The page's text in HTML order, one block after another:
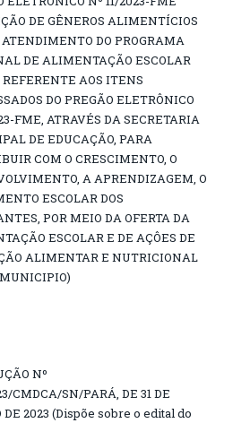
DE GÊNEROS ALIMENTÍCIOS
ATENDIMENTO DO PROGRAMA
DE ALIMENTAÇÃO ESCOLAR
AOS ITENS
DO PREGÃO ELETRÔNICO
FME, ATRAVÉS DA SECRETARIA
DE EDUCAÇÃO, PARA
COM O CRESCIMENTO, O
A APRENDIZAGEM, O
ESCOLAR DOS
POR MEIO DA OFERTA DA
ESCOLAR E DE AÇÔES DE
ALIMENTAR E NUTRICIONAL
Nº
CMDCA/SN/PARÁ, DE 31 DE
DE 2023 (Dispõe sobre o edital do